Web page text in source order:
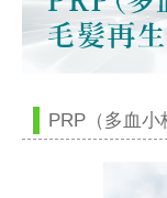
PRP（多血